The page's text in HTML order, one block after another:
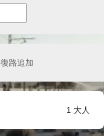
復路追加
1 大人